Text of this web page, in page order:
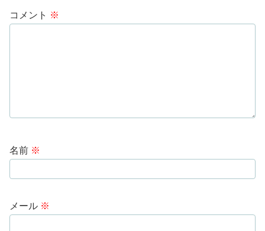
コメント ※
名前 ※
メール ※